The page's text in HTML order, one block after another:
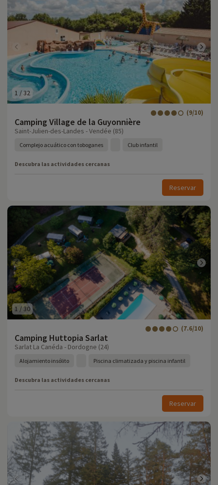
1 /32
Camping Village de la Guyonnière
(9/10)
Saint-Julien-des-Landes - Vendée (85)
Complejo acuático con toboganes Club infantil
Descubra las actividades cercanas
Reservar
1 /30
Camping Huttopia Sarlat
(7.6/10)
Sarlat La Canéda - Dordogne (24)
Alojamiento insólito Piscina climatizada y piscina infantil
Descubra las actividades cercanas
Reservar